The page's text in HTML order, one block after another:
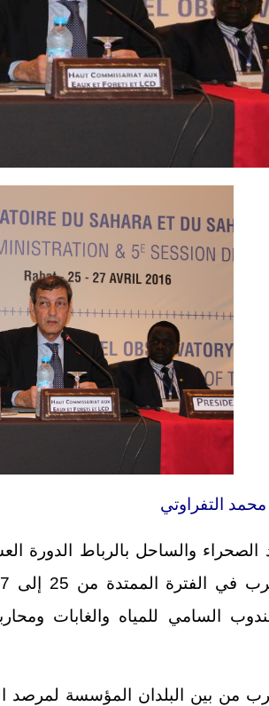
محمد التفراوتي
والساحل بالرباط الدورة
السامي للمياه والغابات
من بين البلدان المؤسسة